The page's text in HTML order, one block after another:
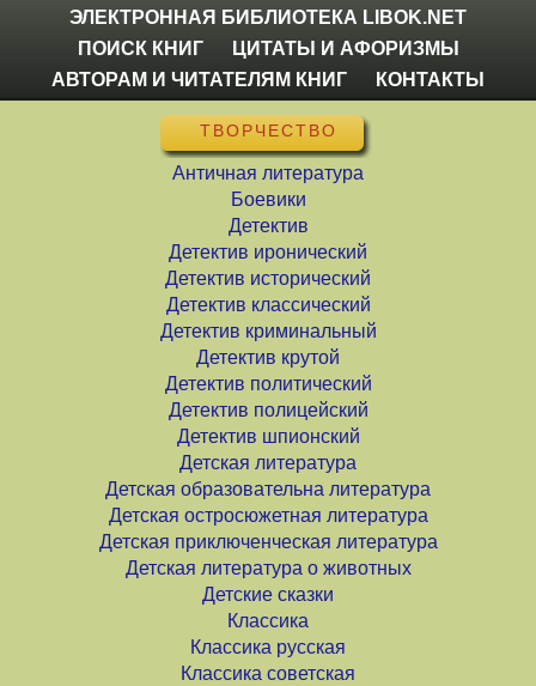
ЭЛЕКТРОННАЯ БИБЛИОТЕКА LIBOK.NET
ПОИСК КНИГ
ЦИТАТЫ И АФОРИЗМЫ
АВТОРАМ И ЧИТАТЕЛЯМ КНИГ
КОНТАКТЫ
ТВОРЧЕСТВО
Античная литература
Боевики
Детектив
Детектив иронический
Детектив исторический
Детектив классический
Детектив криминальный
Детектив крутой
Детектив политический
Детектив полицейский
Детектив шпионский
Детская литература
Детская образовательна литература
Детская остросюжетная литература
Детская приключенческая литература
Детская литература о животных
Детские сказки
Классика
Классика русская
Классика советская